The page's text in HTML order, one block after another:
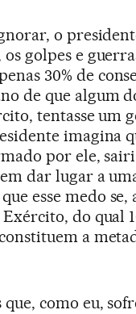
o
os golpes e
30% de
de que algum
tentasse um
imagina
por ele,
dar lugar a
esse medo
do qual
a
que, como eu,